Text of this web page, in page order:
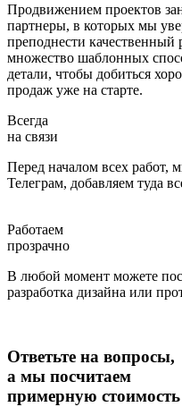
Продвижением проектов
партнеры, в которых мы
преподнести качественный
множество шаблонных
детали, чтобы добиться
продаж уже на старте.
Всегда
на связи
Перед началом всех работ,
Телеграм, добавляем туда
Работаем
прозрачно
В любой момент можете
разработка дизайна или
Ответьте на вопросы,
а мы посчитаем
примерную стоимость